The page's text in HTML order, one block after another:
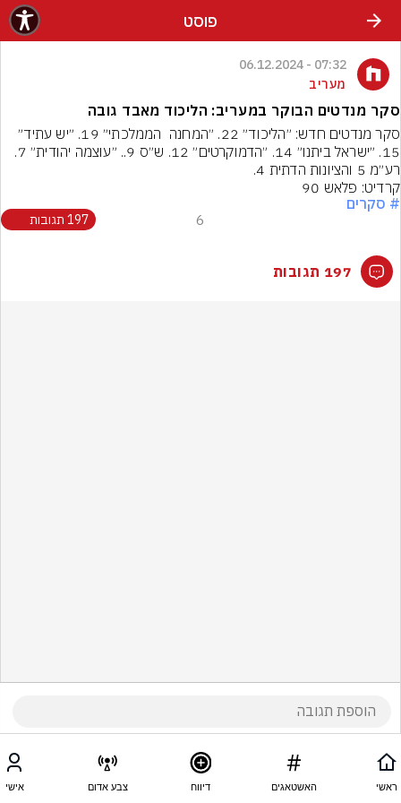
פוסט
07:32 - 06.12.2024
מעריב
סקר מנדטים הבוקר במעריב: הליכוד מאבד גובה
סקר מנדטים חדש: ״הליכוד״ 22. ״המחנה  הממלכתי״ 19. ״יש עתיד״
רע״מ 5 והציונות הדתית 4.
קרדיט: פלאש 90
# סקרים
6 197 תגובות
197 תגובות
ראשי האשטאגים דיווח צבע אדום אישי